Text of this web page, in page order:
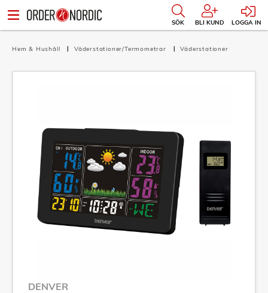
SÖK BLI KUND LOGGA IN
Hem & Hushåll Väderstationer/Termometrar Väderstationer
DENVER